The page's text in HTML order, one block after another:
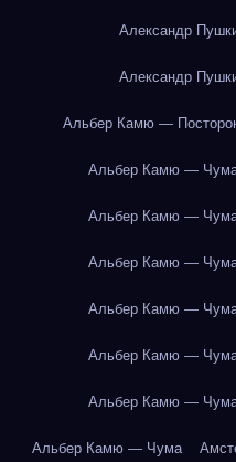
Александр
Александр
Альбер Камю —
Альбер Камю —
Альбер Камю —
Альбер Камю —
Альбер Камю —
Альбер Камю —
Альбер Камю —
Альбер Камю — Чума